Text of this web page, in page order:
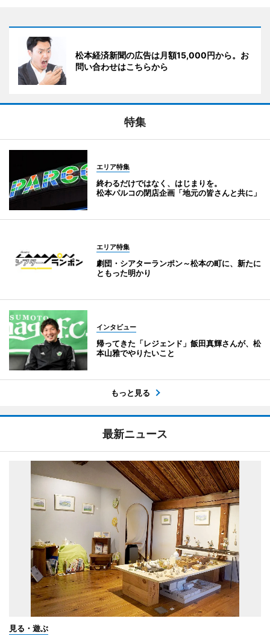
松本経済新聞の広告は月額15,000円から。お
問い合わせはこちらから
特集
エリア特集
終わるだけではなく、はじまりを。
松本パルコの閉店企画「地元の皆さんと共に」
エリア特集
劇団・シアターランポン～松本の町に、新たに
ともった明かり
インタビュー
帰ってきた「レジェンド」飯田真輝さんが、松
本山雅でやりたいこと
もっと見る
最新ニュース
見る・遊ぶ